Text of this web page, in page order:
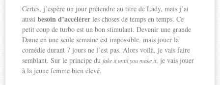
Certes, j’espère un jour prétendre au titre de Lady, mais j’ai
aussibesoin d’accélérer les choses de temps en temps. Ce
petit coup de turbo est un bon stimulant. Devenir une grande
Dame en une seule semaine est impossible, mais jouer la
comédie durant 7 jours ne l’est pas. Alors voilà, je vais faire
semblant. Sur le principe dufake it until you make it, je vais jouer
à la jeune femme bien élevé.